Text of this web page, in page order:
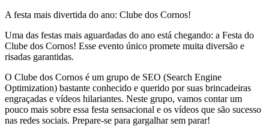
A festa mais divertida do ano: Clube dos Cornos!
Uma das festas mais aguardadas do ano está chegando: a Festa do
Clube dos Cornos! Esse evento único promete muita diversão e
risadas garantidas.
O Clube dos Cornos é um grupo de SEO (Search Engine
Optimization) bastante conhecido e querido por suas brincadeiras
engraçadas e vídeos hilariantes. Neste grupo, vamos contar um
pouco mais sobre essa festa sensacional e os vídeos que são sucesso
nas redes sociais. Prepare-se para gargalhar sem parar!